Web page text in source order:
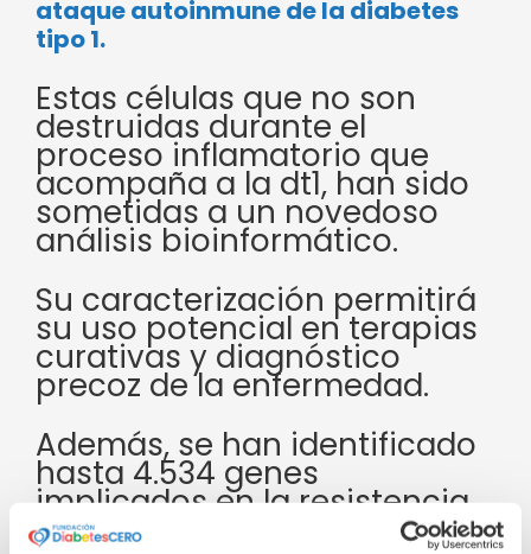
ataque autoinmune de la diabetes
tipo 1.
Estas células que no son
destruidas durante el
proceso inflamatorio que
acompaña a la dt1, han sido
sometidas a un novedoso
análisis bioinformático.
Su caracterización permitirá
su uso potencial en terapias
curativas y diagnóstico
precoz de la enfermedad.
Además, se han identificado
hasta 4.534 genes
implicados en la resistencia
de las células beta.